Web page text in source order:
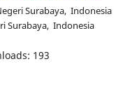
Surabaya, Indonesia
Surabaya, Indonesia
193